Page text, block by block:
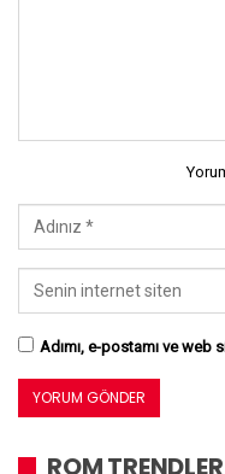
Adımı, e-postamı ve web
ROM TRENDLER